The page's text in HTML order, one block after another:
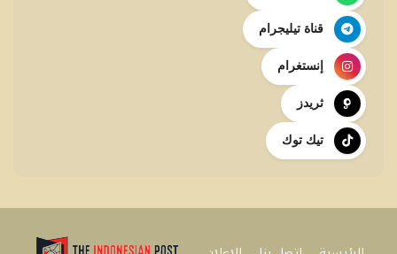
قناة تيليجرام
إنستغرام
ثريدز
تيك توك